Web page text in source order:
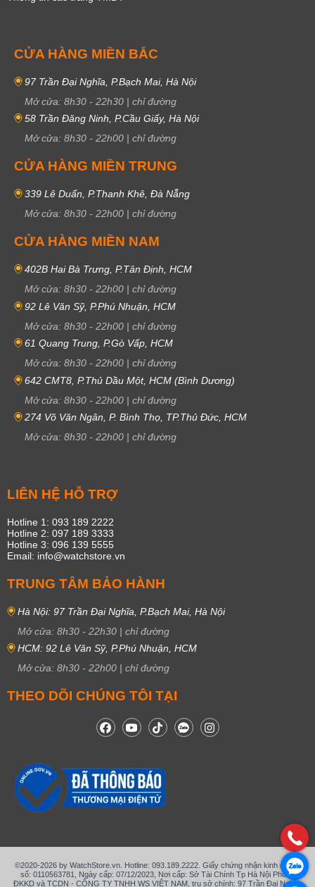
CỬA HÀNG MIỀN BẮC
97 Trần Đại Nghĩa, P.Bạch Mai, Hà Nội
Mở cửa: 8h30 - 22h30 | chỉ đường
58 Trần Đăng Ninh, P.Cầu Giấy, Hà Nội
Mở cửa: 8h30 - 22h00 | chỉ đường
CỬA HÀNG MIỀN TRUNG
339 Lê Duẩn, P.Thanh Khê, Đà Nẵng
Mở cửa: 8h30 - 22h00 | chỉ đường
CỬA HÀNG MIỀN NAM
402B Hai Bà Trưng, P.Tân Định, HCM
Mở cửa: 8h30 - 22h00 | chỉ đường
92 Lê Văn Sỹ, P.Phú Nhuận, HCM
Mở cửa: 8h30 - 22h00 | chỉ đường
61 Quang Trung, P.Gò Vấp, HCM
Mở cửa: 8h30 - 22h00 | chỉ đường
642 CMT8, P.Thủ Dầu Một, HCM (Bình Dương)
Mở cửa: 8h30 - 22h00 | chỉ đường
274 Võ Văn Ngân, P. Bình Thọ, TP.Thủ Đức, HCM
Mở cửa: 8h30 - 22h00 | chỉ đường
LIÊN HỆ HỖ TRỢ
Hotline 1: 093 189 2222
Hotline 2: 097 189 3333
Hotline 3: 096 139 5555
Email: info@watchstore.vn
TRUNG TÂM BẢO HÀNH
Hà Nội: 97 Trần Đại Nghĩa, P.Bạch Mai, Hà Nội
Mở cửa: 8h30 - 22h30 | chỉ đường
HCM: 92 Lê Văn Sỹ, P.Phú Nhuận, HCM
Mở cửa: 8h30 - 22h00 | chỉ đường
THEO DÕI CHÚNG TÔI TẠI
©2020-2026 by WatchStore.vn. Hotline: 093.189.2222. Giấy chứng nhận kinh doanh
số: 0110563781, Ngày cấp: 07/12/2023, Nơi cấp: Sở Tài Chính Tp Hà Nội Phòng
ĐKKD và TCDN - CÔNG TY TNHH WS VIỆT NAM, trụ sở chính: 97 Trần Đại Nghĩa,